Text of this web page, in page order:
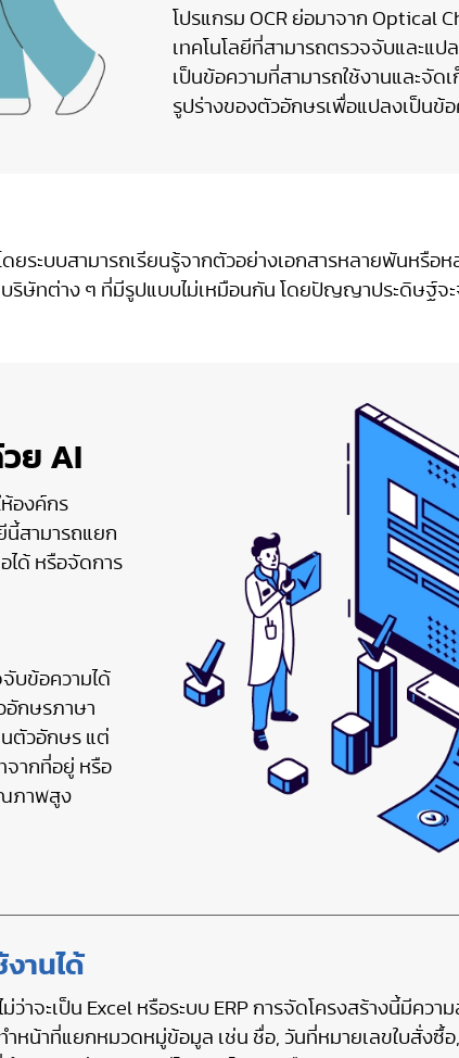
โปรแกรม OCR ย่อมาจาก Optical
เทคโนโลยีที่สามารถตรวจจับและแ
เป็นข้อความที่สามารถใช้งานและจัด
รูปร่างของตัวอักษรเพื่อแปลงเป็นข้อ
ระบบสามารถเรียนรู้จากตัวอย่างเอกสารหลายพันหรือ
ริษัทต่าง ๆ ที่มีรูปแบบไม่เหมือนกัน โดยปัญญาประดิษฐ์จะ
ย AI
องค์กร
นี้สามารถแยก
ได้ หรือจัดการ
บข้อความได้
กษรภาษา
นตัวอักษร แต่
จากที่อยู่ หรือ
ณภาพสูง
านได้
ว่าจะเป็น Excel หรือระบบ ERP การจัดโครงสร้างนี้มีคว
ทำหน้าที่แยกหมวดหมู่ข้อมูล เช่น ชื่อ, วันที่หมายเลขใบสั่ง